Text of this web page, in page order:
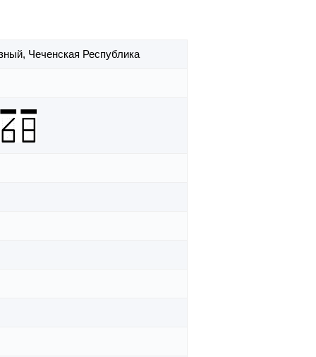
Чеченская Республика